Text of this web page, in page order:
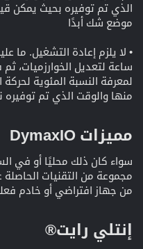
الذي تم توفيره بحيث يمكن
موضع شك أبدًا
ساعة لتعديل الخوارزميات،
لمعرفة النسبة المئوية لحركة
منها والوقت الذي تم توفيره
مميزات DymaxIO​
مجموعة من التقنيات الحاصلة
من جهاز افتراضي أو خادم
إنتلي رايت®​